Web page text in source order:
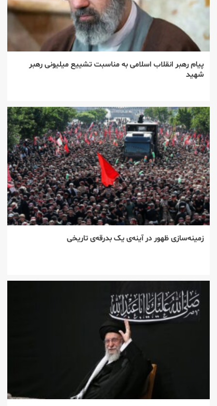
پیام رهبر انقلاب اسلامی به مناسبت تشییع میلیونی رهبر
شهید
زمینه‌سازی ظهور در آینه‌ی یک بدرقه‌ی تاریخی